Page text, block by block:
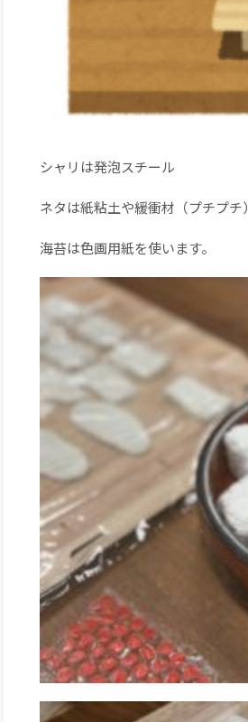
シャリは発泡スチール
ネタは紙粘土や緩衝材（プチプチ）
海苔は色画用紙を使います。